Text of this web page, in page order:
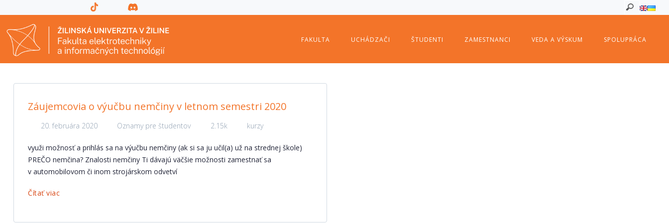
FAKULTA UCHÁDZAČI ŠTUDENTI ZAMESTNANCI VEDA A VÝSKUM SPOLUPRÁCA
Záujemcovia o výučbu nemčiny v letnom semestri 2020
20. februára 2020 Oznamy pre študentov 2.15k kurzy
využi možnosť a prihlás sa na výučbu nemčiny (ak si sa ju učil(a) už na strednej škole)
PREČO nemčina? Znalosti nemčiny Ti dávajú väčšie možnosti zamestnať sa
v automobilovom či inom strojárskom odvetví
Čítať viac